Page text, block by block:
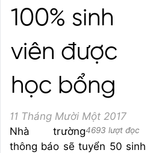
100% sinh
viên được
học bổng
11 Tháng Mười Một 2017
4693 lượt đọc
Nhà trường
thông báo sẽ tuyển 50 sinh